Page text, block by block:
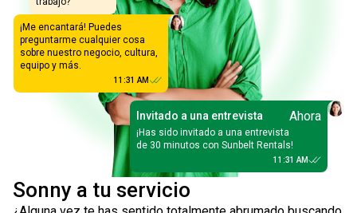
¡Me encantará! Puedes
preguntarme cualquier cosa
sobre nuestro negocio, cultura,
equipo y más.
11:31 AM
Invitado a una entrevista Ahora
¡Has sido invitado a una entrevista
de 30 minutos con Sunbelt Rentals!
11:31 AM
Sonny a tu servicio